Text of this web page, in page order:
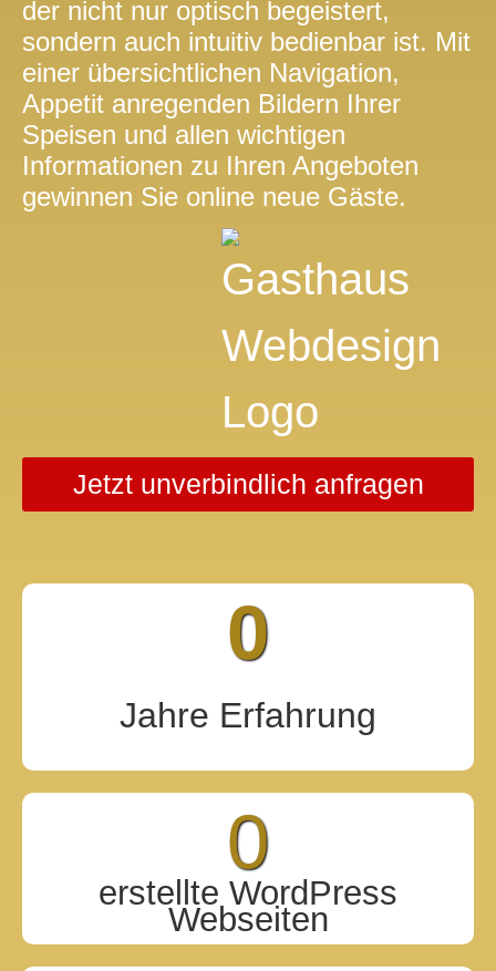
der nicht nur optisch begeistert,
sondern auch intuitiv bedienbar ist. Mit
einer übersichtlichen Navigation,
Appetit anregenden Bildern Ihrer
Speisen und allen wichtigen
Informationen zu Ihren Angeboten
gewinnen Sie online neue Gäste.
Jetzt unverbindlich anfragen
Jahre Erfahrung
0
erstellte WordPress
Webseiten
0